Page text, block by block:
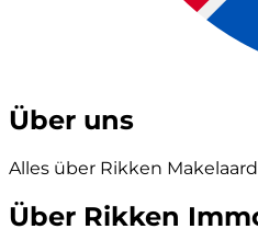
Über uns
Alles über Rikken
Über Rikken